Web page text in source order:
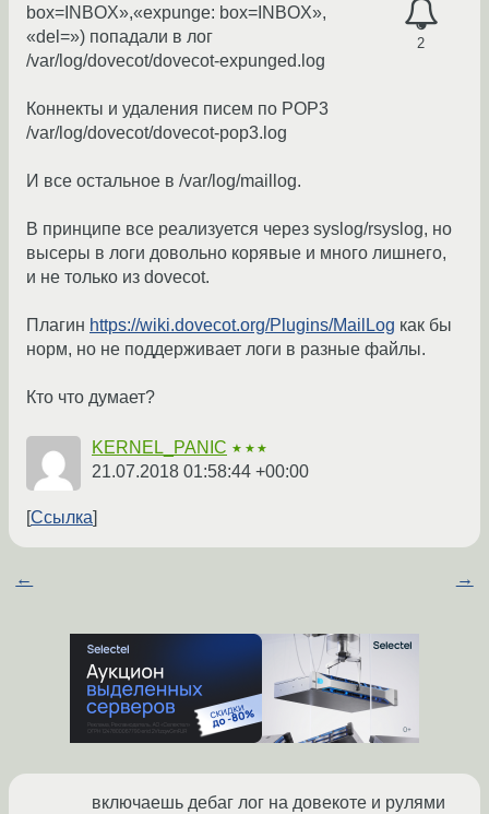
2
box=INBOX»,«expunge: box=INBOX»,
«del=») попадали в лог
/var/log/dovecot/dovecot-expunged.log
Коннекты и удаления писем по POP3
/var/log/dovecot/dovecot-pop3.log
И все остальное в /var/log/maillog.
В принципе все реализуется через syslog/rsyslog, но
высеры в логи довольно корявые и много лишнего,
и не только из dovecot.
Плагин https://wiki.dovecot.org/Plugins/MailLog как бы
норм, но не поддерживает логи в разные файлы.
Кто что думает?
KERNEL_PANIC ★★★
21.07.2018 01:58:44 +00:00
Ссылка
← →
включаешь дебаг лог на довекоте и рулями